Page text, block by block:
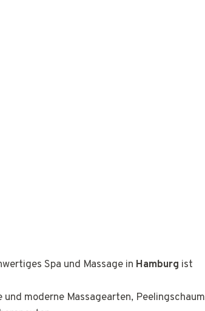
Spa und Massage in Hamburg ist
moderne Massagearten, Peelingschaum